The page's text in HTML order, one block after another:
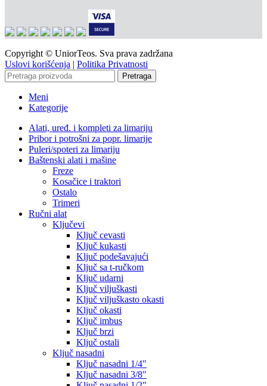
Copyright © UniorTeos. Sva prava zadržana
Uslovi korišćenja | Politika Privatnosti
Pretraga
Meni
Kategorije
Alati, uređ. i kompleti za limariju
Pribor i potrošni za popr. limarije
Puleri/spoteri za limariju
Baštenski alati i mašine
Freze
Kosačice i traktori
Ostalo
Trimeri
Ručni alat
Ključevi
Ključ cevasti
Ključ kukasti
Ključ podešavajući
Ključ sa t-ručkom
Ključ udarni
Ključ viljuškasti
Ključ viljuškasto okasti
Ključ okasti
Ključ imbus
Ključ brzi
Ključ ostali
Ključ nasadni
Ključ nasadni 1/4″
Ključ nasadni 3/8″